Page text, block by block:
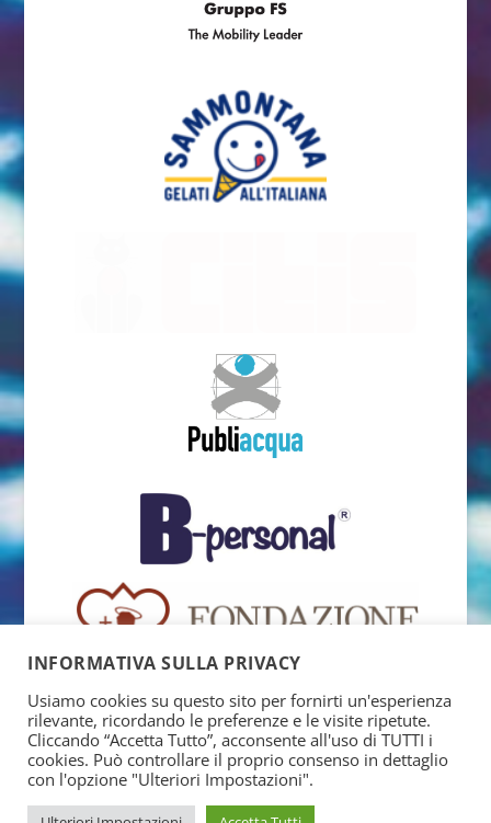
INFORMATIVA SULLA PRIVACY
Usiamo cookies su questo sito per fornirti un'esperienza
rilevante, ricordando le preferenze e le visite ripetute.
Cliccando “Accetta Tutto”, acconsente all'uso di TUTTI i
cookies. Può controllare il proprio consenso in dettaglio
con l'opzione "Ulteriori Impostazioni".